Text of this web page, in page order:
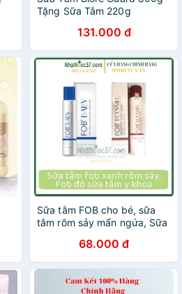
Tặng Sữa Tắm 220g
131.000 đ
Sữa tắm FOB cho bé, sữa
tắm rôm sảy mẩn ngứa, Sữa
68.000 đ